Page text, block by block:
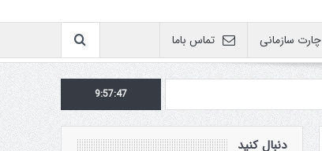
چارت سازمانی تماس باما
9:57:48
دنبال کنید